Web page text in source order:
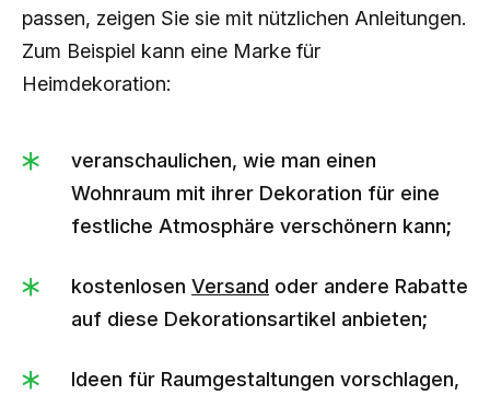
passen, zeigen Sie sie mit nützlichen Anleitungen.
Zum Beispiel kann eine Marke für
Heimdekoration:
veranschaulichen, wie man einen
Wohnraum mit ihrer Dekoration für eine
festliche Atmosphäre verschönern kann;
kostenlosen Versand oder andere Rabatte
auf diese Dekorationsartikel anbieten;
Ideen für Raumgestaltungen vorschlagen,